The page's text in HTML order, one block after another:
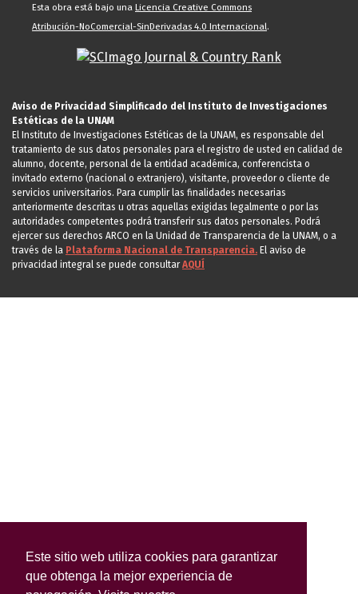
Este sitio web utiliza cookies para garantizar
que obtenga la mejor experiencia de
Esta obra está bajo una Licencia Creative Commons
Atribución-NoComercial-SinDerivadas 4.0 Internacional.
Aviso de Privacidad Simplificado del Instituto de Investigaciones
Estéticas de la UNAM
El Instituto de Investigaciones Estéticas de la UNAM, es responsable del
tratamiento de sus datos personales para el registro de usted en calidad de
alumno, docente, personal de la entidad académica, conferencista o
invitado externo (nacional o extranjero), visitante, proveedor o cliente de
servicios universitarios. Para cumplir las finalidades necesarias
anteriormente descritas u otras aquellas exigidas legalmente o por las
autoridades competentes podrá transferir sus datos personales. Podrá
ejercer sus derechos ARCO en la Unidad de Transparencia de la UNAM, o a
través de la Plataforma Nacional de Transparencia. El aviso de
privacidad integral se puede consultarAQUÍ